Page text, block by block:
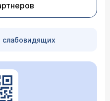
слабовидящих